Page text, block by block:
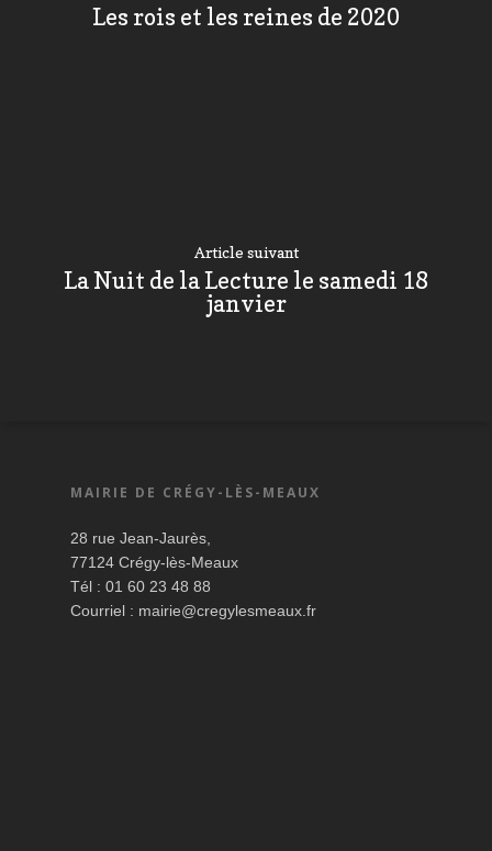
Les rois et les reines de 2020
Article suivant
La Nuit de la Lecture le samedi 18
janvier
MAIRIE DE CRÉGY-LÈS-MEAUX
28 rue Jean-Jaurès,
77124 Crégy-lès-Meaux
Tél : 01 60 23 48 88
Courriel : mairie@cregylesmeaux.fr